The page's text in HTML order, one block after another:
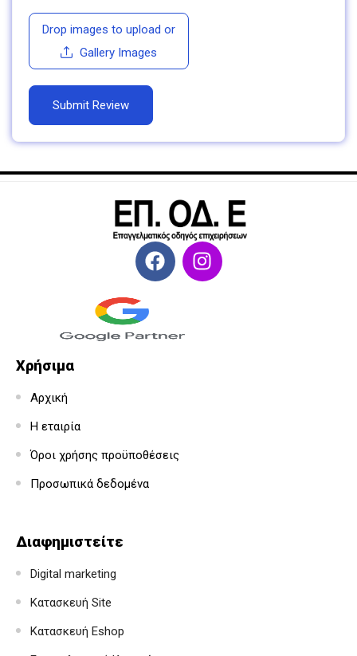
Drop images to upload or
Gallery Images
Χρήσιμα
Αρχική
Η εταιρία
Όροι χρήσης προϋποθέσεις
Προσωπικά δεδομένα
Διαφημιστείτε
Digital marketing
Κατασκευή Site
Κατασκευή Eshop